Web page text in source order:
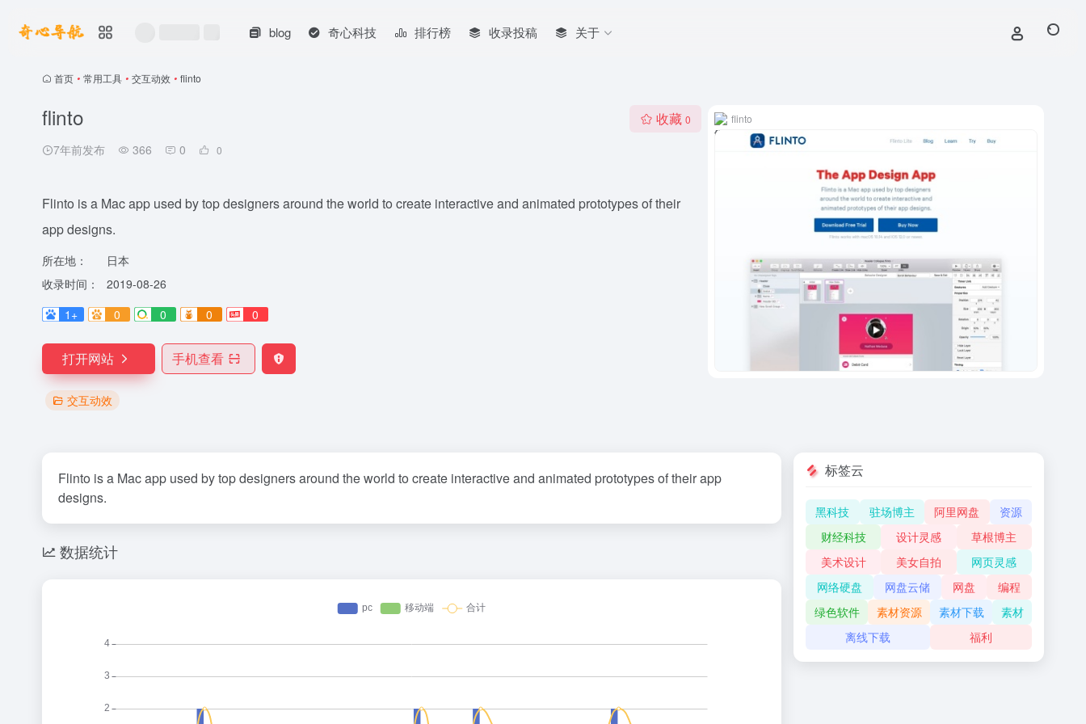
blog 奇心科技 排行榜 收录投稿 关于
首页 • 常用工具 • 交互动效 • flinto
flinto
7年前发布 366 0 0
收藏 0
Flinto is a Mac app used by top designers around the world to create interactive and animated prototypes of their
app designs.
所在地：
日本
收录时间：
2019-08-26
1+
0 0 0 0
打开网站 手机查看
交互动效
flinto
Flinto is a Mac app used by top designers around the world to create interactive and animated prototypes of their app
designs.
数据统计
标签云
黑科技 驻场博主 阿里网盘
资源
财经科技
设计灵感
草根博主
美术设计
美女自拍
网页灵感
网络硬盘
网盘云储 网盘
编程
绿色软件
素材资源 素材下载
素材
离线下载
福利